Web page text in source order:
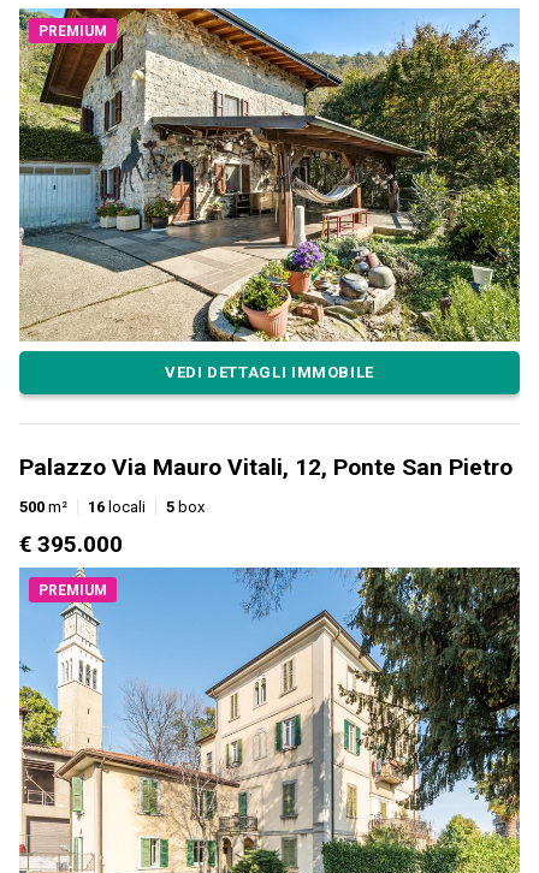
PREMIUM
VEDI DETTAGLI IMMOBILE
Palazzo Via Mauro Vitali, 12, Ponte San Pietro
500 m² 16 locali 5 box
€ 395.000
PREMIUM